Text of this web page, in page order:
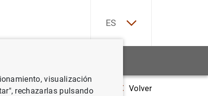
ES
monetaria de la zona del euro: diciembre de 2021
Volver
visualización
rechazarlas pulsando